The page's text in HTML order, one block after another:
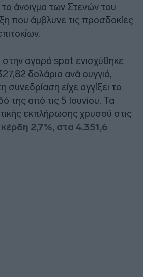
το άνοιγμα των Στενών του
που άμβλυνε τις προσδοκίες
στην αγορά spot ενισχύθηκε
δολάρια ανά ουγγιά,
είχε αγγίξει το
της από τις 5 Ιουνίου. Τα
εκπλήρωσης χρυσού στις
κέρδη 2,7%, στα 4.351,6